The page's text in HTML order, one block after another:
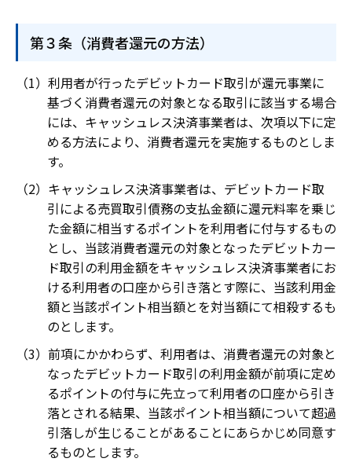
第３条（消費者還元の方法）
利用者が行ったデビットカード取引が還元事業に
基づく消費者還元の対象となる取引に該当する場合
には、キャッシュレス決済事業者は、次項以下に定
める方法により、消費者還元を実施するものとしま
す。
キャッシュレス決済事業者は、デビットカード取
引による売買取引債務の支払金額に還元料率を乗じ
た金額に相当するポイントを利用者に付与するもの
とし、当該消費者還元の対象となったデビットカー
ド取引の利用金額をキャッシュレス決済事業者にお
ける利用者の口座から引き落とす際に、当該利用金
額と当該ポイント相当額とを対当額にて相殺するも
のとします。
前項にかかわらず、利用者は、消費者還元の対象と
なったデビットカード取引の利用金額が前項に定め
るポイントの付与に先立って利用者の口座から引き
落とされる結果、当該ポイント相当額について超過
引落しが生じることがあることにあらかじめ同意す
るものとします。